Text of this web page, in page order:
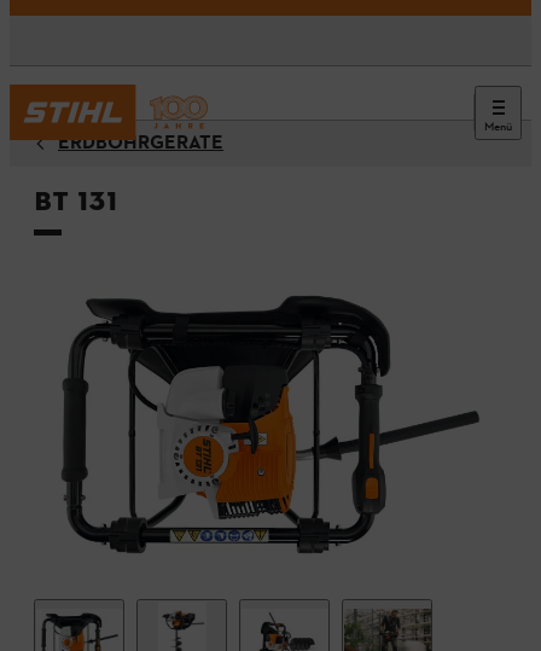
Menü
ERDBOHRGERÄTE
BT 131